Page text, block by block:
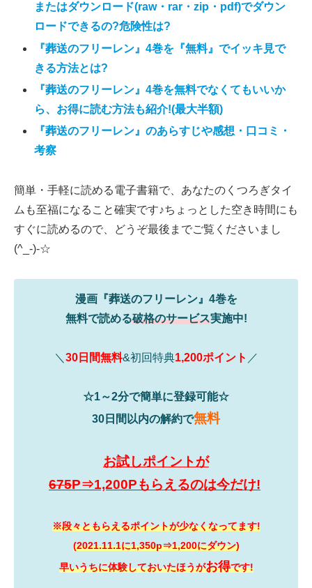
またはダウンロード(raw・rar・zip・pdf)でダウン
ロードできるの?危険性は?
『葬送のフリーレン』4巻を『無料』でイッキ見で
きる方法とは?
『葬送のフリーレン』4巻を無料でなくてもいいか
ら、お得に読む方法も紹介!(最大半額)
『葬送のフリーレン』のあらすじや感想・口コミ・
考察
簡単・手軽に読める電子書籍で、あなたのくつろぎタイ
ムも至福になること確実です♪ちょっとした空き時間にも
すぐに読めるので、どうぞ最後までご覧くださいまし
(^_-)-☆
漫画『葬送のフリーレン』4巻を
無料で読める破格のサービス実施中!
＼ 30日間無料&初回特典1,200ポイント ／
☆1～2分で簡単に登録可能☆
30日間以内の解約で無料
お試しポイントが
675P⇒1,200Pもらえるのは今だけ!
※段々ともらえるポイントが少なくなってます!
(2021.11.1に1,350p⇒1,200にダウン)
早いうちに体験しておいたほうがお得です!